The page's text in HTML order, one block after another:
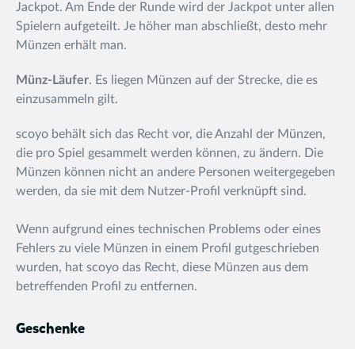
Jackpot. Am Ende der Runde wird der Jackpot unter allen
Spielern aufgeteilt. Je höher man abschließt, desto mehr
Münzen erhält man.
Münz-Läufer. Es liegen Münzen auf der Strecke, die es
einzusammeln gilt.
scoyo behält sich das Recht vor, die Anzahl der Münzen,
die pro Spiel gesammelt werden können, zu ändern. Die
Münzen können nicht an andere Personen weitergegeben
werden, da sie mit dem Nutzer-Profil verknüpft sind.
Wenn aufgrund eines technischen Problems oder eines
Fehlers zu viele Münzen in einem Profil gutgeschrieben
wurden, hat scoyo das Recht, diese Münzen aus dem
betreffenden Profil zu entfernen.
Geschenke